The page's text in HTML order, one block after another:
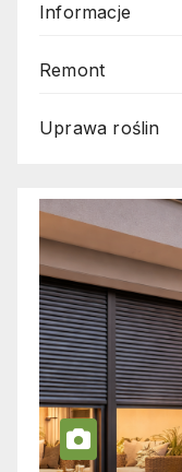
Informacje
Remont
Uprawa roślin